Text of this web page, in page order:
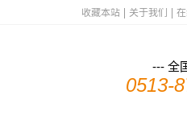
收藏本站 关于我们
--- 全
0513-